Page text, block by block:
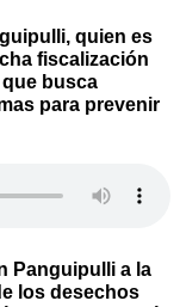
, quien es
fiscalización
busca
para prevenir
Panguipulli a la
los desechos